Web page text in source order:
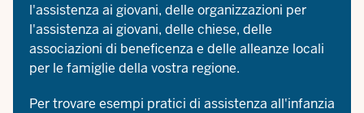
l'assistenza ai giovani, delle organizzazioni per
l'assistenza ai giovani, delle chiese, delle
associazioni di beneficenza e delle alleanze locali
per le famiglie della vostra regione.
Per trovare esempi pratici di assistenza all'infanzia